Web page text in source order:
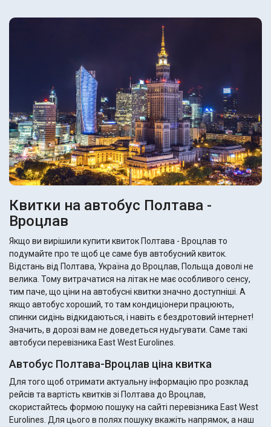
Квитки на автобус Полтава -
Вроцлав
Якщо ви вирішили купити квиток Полтава - Вроцлав то
подумайте про те щоб це саме був автобусний квиток.
Відстань від Полтава, Україна до Вроцлав, Польща доволі не
велика. Тому витрачатися на літак не має особливого сенсу,
тим паче, що ціни на автобусні квитки значно доступніші. А
якщо автобус хороший, то там кондиціонери працюють,
спинки сидінь відкидаються, і навіть є бездротовий інтернет!
Значить, в дорозі вам не доведеться нудьгувати. Саме такі
автобуси перевізника East West Eurolines.
Автобус Полтава-Вроцлав ціна квитка
Для того щоб отримати актуальну інформацію про розклад
рейсів та вартість квитків зі Полтава до Вроцлав,
скористайтесь формою пошуку на сайті перевізника East West
Eurolines. Для цього в полях пошуку вкажіть напрямок, а наш